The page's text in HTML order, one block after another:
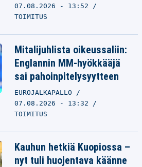
07.08.2026 - 13:52
TOIMITUS
Mitalijuhlista oikeussaliin:
Englannin MM-hyökkääjä
sai pahoinpitelysyytteen
EUROJALKAPALLO
07.08.2026 - 13:32
TOIMITUS
Kauhun hetkiä Kuopiossa –
nyt tuli huojentava käänne